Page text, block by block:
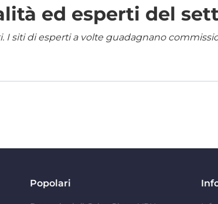
ed esperti del
siti di esperti a volte guadagnano
Popolari